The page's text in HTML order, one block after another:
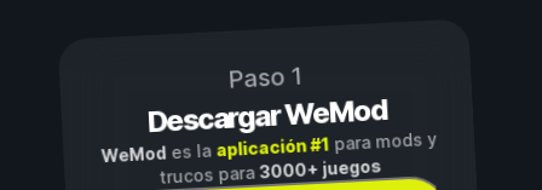
Paso 1
Descargar WeMod
WeMod es la aplicación #1para mods y
trucos para3000+ juegos